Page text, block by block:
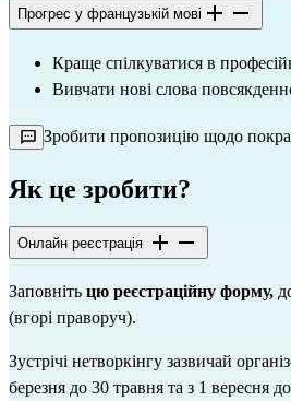
Прогрес у французькій мові
Краще спілкуватися в
Вивчати нові слова
Зробити пропозицію щодо
Як це зробити?
Онлайн реєстрація
Заповніть цю реєстраційну форму,
(вгорі праворуч).
Зустрічі нетворкінгу зазвичай
березня до 30 травня та з 1 вересня